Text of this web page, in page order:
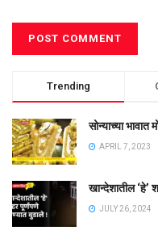
Trending
सोन्याच्या
APRIL 7, 2023
खान्देशातील ‘हे’
JULY 26, 2024